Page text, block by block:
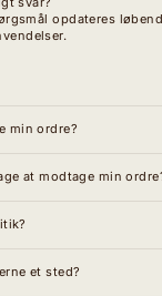
opdateres
min ordre?
at modtage min
et sted?